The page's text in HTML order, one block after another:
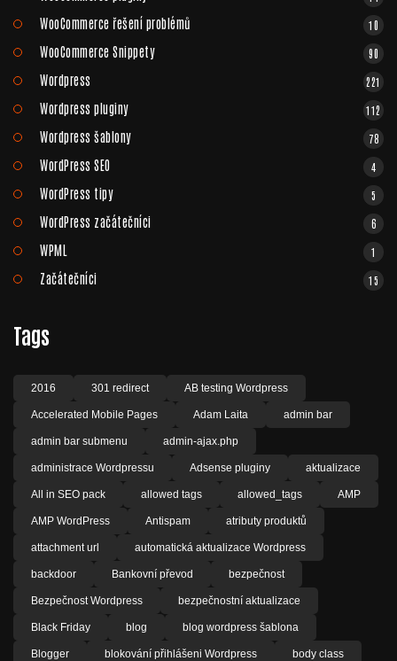
WooCommerce řešení problémů 10
WooCommerce Snippety 90
Wordpress 221
Wordpress pluginy 112
Wordpress šablony 78
WordPress SEO 4
WordPress tipy 5
WordPress začátečníci 6
WPML 1
Začátečníci 15
Tags
2016 301 redirect AB testing Wordpress
Accelerated Mobile Pages Adam Laita admin bar
admin bar submenu admin-ajax.php
administrace Wordpressu Adsense pluginy aktualizace
All in SEO pack allowed tags allowed_tags AMP
AMP WordPress Antispam atributy produktů
attachment url automatická aktualizace Wordpress
backdoor Bankovní převod bezpečnost
Bezpečnost Wordpress bezpečnostní aktualizace
Black Friday blog blog wordpress šablona
Blogger blokování přihlášeni Wordpress body class